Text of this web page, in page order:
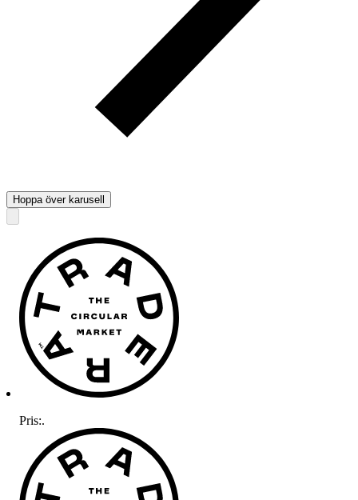
Hoppa över karusell
Pris:.